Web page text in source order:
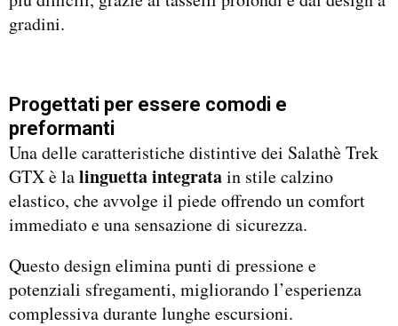
gradini.
Progettati per essere comodi e
preformanti
Una delle caratteristiche distintive dei Salathè Trek
GTX è lalinguetta integratain stile calzino
elastico, che avvolge il piede offrendo un comfort
immediato e una sensazione di sicurezza.
Questo design elimina punti di pressione e
potenziali sfregamenti, migliorando l’esperienza
complessiva durante lunghe escursioni.